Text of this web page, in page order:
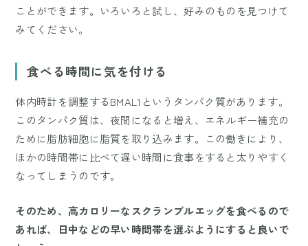
ことができます。いろいろと試し、好みのものを見つけて
みてください。
食べる時間に気を付ける
体内時計を調整するBMAL1というタンパク質があります。
このタンパク質は、夜間になると増え、エネルギー補充の
ために脂肪細胞に脂質を取り込みます。この働きにより、
ほかの時間帯に比べて遅い時間に食事をすると太りやすく
なってしまうのです。
そのため、高カロリーなスクランブルエッグを食べるので
あれば、日中などの早い時間帯を選ぶようにすると良いで